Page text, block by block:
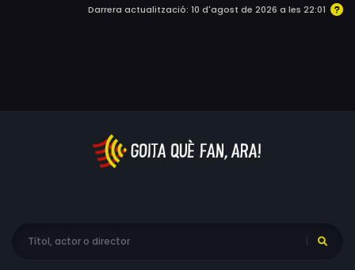
Darrera actualització: 10 d'agost de 2026 a les 22:01